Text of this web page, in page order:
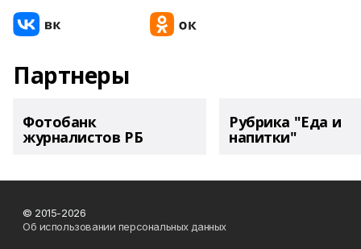
Партнеры
Фотобанк
журналистов РБ
Рубрика "Еда и
напитки"
© 2015-2026
Об использовании персональных данных